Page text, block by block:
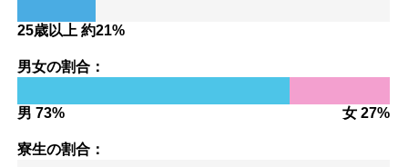
25歳以上 約21%
男女の割合：
男 73% 女 27%
寮生の割合：